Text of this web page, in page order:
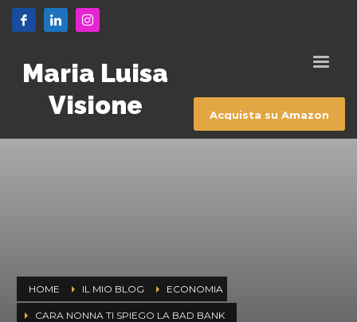
Maria Luisa
Visione
Acquista su Amazon
HOME IL MIO BLOG ECONOMIA
CARA NONNA TI SPIEGO LA BAD BANK